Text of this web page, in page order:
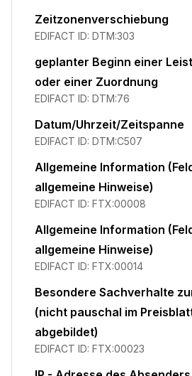
Zeitzonenverschiebung
EDIFACT ID: DTM:303
geplanter Beginn einer
oder einer Zuordnung
EDIFACT ID: DTM:76
Datum/Uhrzeit/Zeitspanne
EDIFACT ID: DTM:C507
Allgemeine Information
allgemeine Hinweise)
EDIFACT ID: FTX:00008
Allgemeine Information
allgemeine Hinweise)
EDIFACT ID: FTX:00014
Besondere Sachverhalte
(nicht pauschal im
abgebildet)
EDIFACT ID: FTX:00023